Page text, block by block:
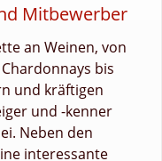
Mitbewerber
an Weinen, von
bis
und kräftigen
und -kenner
Neben den
interessante